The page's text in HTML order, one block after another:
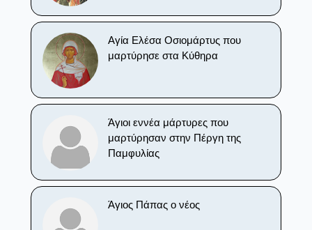
Αγία Ελέσα Οσιομάρτυς που
μαρτύρησε στα Κύθηρα
Άγιοι εννέα μάρτυρες που
μαρτύρησαν στην Πέργη της
Παμφυλίας
Άγιος Πάπας ο νέος